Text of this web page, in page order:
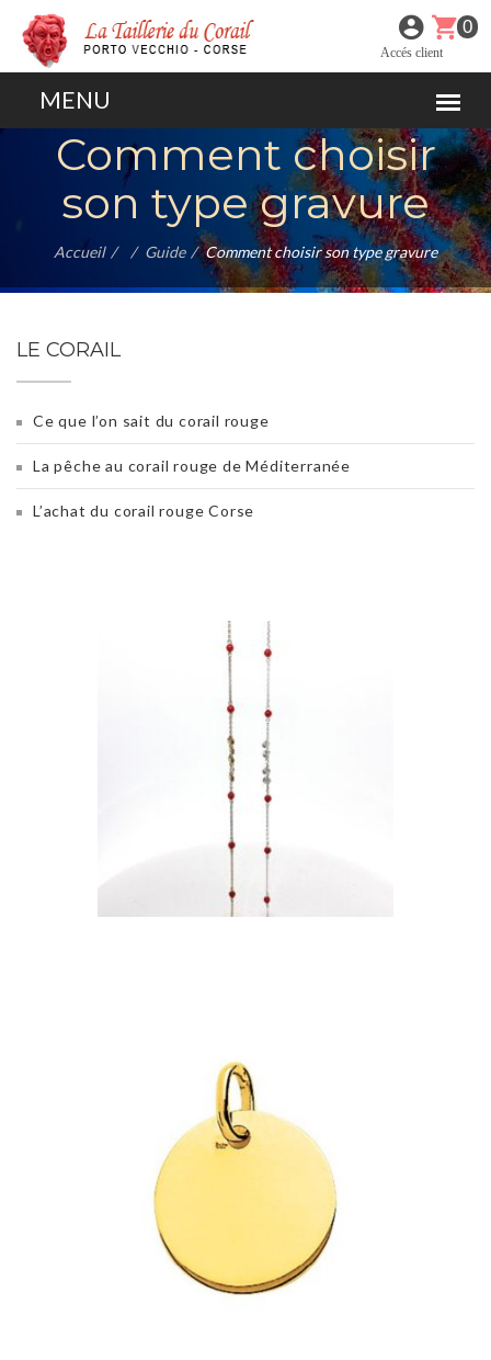
0
Accés client
Comment choisir
son type gravure
Accueil Guide Comment choisir son type gravure
LE CORAIL
Ce que l’on sait du corail rouge
La pêche au corail rouge de Méditerranée
L’achat du corail rouge Corse